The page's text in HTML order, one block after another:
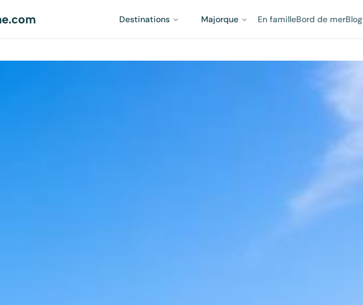
Destinations Majorque En familleBord de merBlog